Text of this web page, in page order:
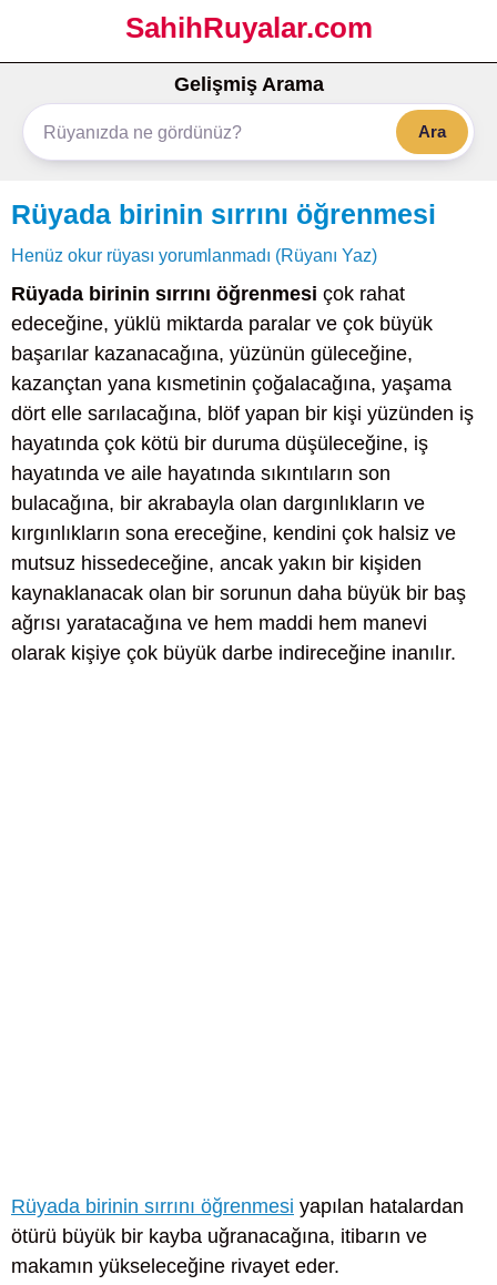
SahihRuyalar.com
Gelişmiş Arama
Ara
Rüyada birinin sırrını öğrenmesi
Henüz okur rüyası yorumlanmadı (Rüyanı Yaz)
Rüyada birinin sırrını öğrenmesi çok rahat
edeceğine, yüklü miktarda paralar ve çok büyük
başarılar kazanacağına, yüzünün güleceğine,
kazançtan yana kısmetinin çoğalacağına, yaşama
dört elle sarılacağına, blöf yapan bir kişi yüzünden iş
hayatında çok kötü bir duruma düşüleceğine, iş
hayatında ve aile hayatında sıkıntıların son
bulacağına, bir akrabayla olan dargınlıkların ve
kırgınlıkların sona ereceğine, kendini çok halsiz ve
mutsuz hissedeceğine, ancak yakın bir kişiden
kaynaklanacak olan bir sorunun daha büyük bir baş
ağrısı yaratacağına ve hem maddi hem manevi
olarak kişiye çok büyük darbe indireceğine inanılır.
Rüyada birinin sırrını öğrenmesi yapılan hatalardan
ötürü büyük bir kayba uğranacağına, itibarın ve
makamın yükseleceğine rivayet eder.